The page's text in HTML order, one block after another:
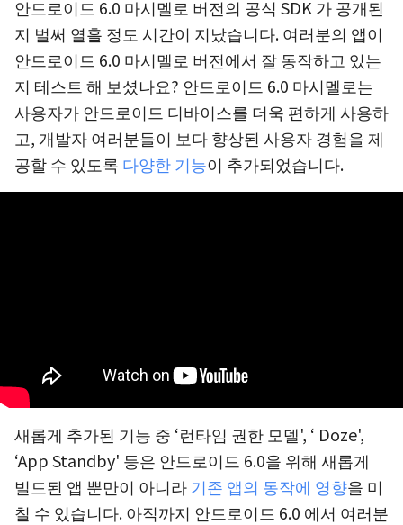
안드로이드 6.0 마시멜로 버전의 공식 SDK 가 공개된
지 벌써 열흘 정도 시간이 지났습니다. 여러분의 앱이
안드로이드 6.0 마시멜로 버전에서 잘 동작하고 있는
지 테스트 해 보셨나요? 안드로이드 6.0 마시멜로는
사용자가 안드로이드 디바이스를 더욱 편하게 사용하
고, 개발자 여러분들이 보다 향상된 사용자 경험을 제
공할 수 있도록 다양한 기능이 추가되었습니다.
새롭게 추가된 기능 중 ‘런타임 권한 모델', ‘ Doze',
‘App Standby' 등은 안드로이드 6.0을 위해 새롭게
빌드된 앱 뿐만이 아니라기존 앱의 동작에 영향을 미
칠 수 있습니다. 아직까지 안드로이드 6.0 에서 여러분